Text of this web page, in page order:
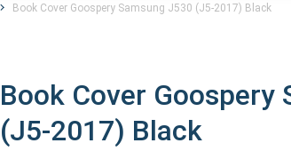
Book Cover Goospery Samsung J530 (J5-2017) Black
Book Cover Goospery
(J5-2017) Black